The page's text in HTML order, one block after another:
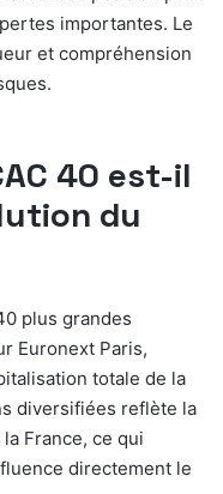
importantes. Le
et compréhension
40 est-il
du
plus grandes
Euronext Paris,
totale de la
diversifiées reflète la
France, ce qui
directement le